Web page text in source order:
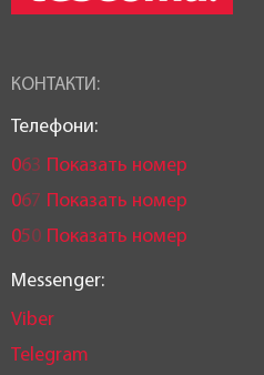
КОНТАКТИ:
Телефони:
063 Показать номер
067 Показать номер
050 Показать номер
Messenger:
Viber
Telegram